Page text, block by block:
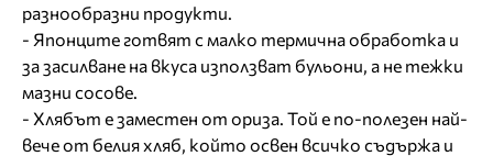
разнообразни продукти.
- Японците готвят с малко термична обработка и
за засилване на вкуса използват бульони, а не тежки
мазни сосове.
- Хлябът е заместен от ориза. Той е по-полезен най-
вече от белия хляб, който освен всичко съдържа и